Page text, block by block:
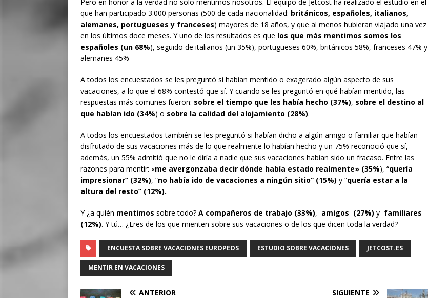
que han participado 3.000 personas (500 de cada nacionalidad: británicos, españoles, italianos,
alemanes, portugueses y franceses) mayores de 18 años, y que al menos hubieran viajado una vez
en los últimos doce meses. Y uno de los resultados es que los que más mentimos somos los
españoles (un 68%), seguido de italianos (un 35%), portugueses 60%, británicos 58%, franceses 47% y
alemanes 45%
A todos los encuestados se les preguntó si habían mentido o exagerado algún aspecto de sus
vacaciones, a lo que el 68% contestó que sí. Y cuando se les preguntó en qué habían mentido, las
respuestas más comunes fueron: sobre el tiempo que les había hecho (37%), sobre el destino al
que habían ido (34%) o sobre la calidad del alojamiento (28%).
A todos los encuestados también se les preguntó si habían dicho a algún amigo o familiar que habían
disfrutado de sus vacaciones más de lo que realmente lo habían hecho y un 75% reconoció que sí,
además, un 55% admitió que no le diría a nadie que sus vacaciones habían sido un fracaso. Entre las
razones para mentir: «me avergonzaba decir dónde había estado realmente» (35%), “quería
impresionar” (32%), “no había ido de vacaciones a ningún sitio” (15%) y “quería estar a la
altura del resto” (12%).
Y ¿a quién mentimos sobre todo? A compañeros de trabajo (33%), amigos (27%) y familiares
(12%). Y tú… ¿Eres de los que mienten sobre sus vacaciones o de los que dicen toda la verdad?
ENCUESTA SOBRE VACACIONES EUROPEOS ESTUDIO SOBRE VACACIONES JETCOST.ES
MENTIR EN VACACIONES
ANTERIOR SIGUIENTE